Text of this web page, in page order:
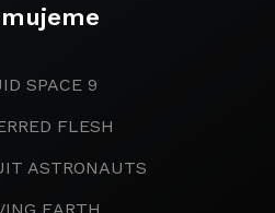
SPACE 9
FLESH
ASTRONAUTS